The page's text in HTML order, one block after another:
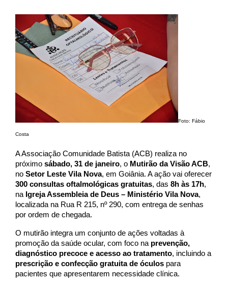
Foto: Fábio
Costa
A Associação Comunidade Batista (ACB) realiza no
próximo sábado, 31 de janeiro, o Mutirão da Visão ACB,
no Setor Leste Vila Nova, em Goiânia. A ação vai oferecer
300 consultas oftalmológicas gratuitas, das 8h às 17h,
na Igreja Assembleia de Deus – Ministério Vila Nova,
localizada na Rua R 215, nº 290, com entrega de senhas
por ordem de chegada.
O mutirão integra um conjunto de ações voltadas à
promoção da saúde ocular, com foco na prevenção,
diagnóstico precoce e acesso ao tratamento
prescrição e confecção gratuita de óculos para
pacientes que apresentarem necessidade clínica.